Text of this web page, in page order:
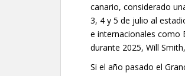
canario, considerado
3, 4 y 5 de julio al
e internacionales como
durante 2025, Will
Si el año pasado el